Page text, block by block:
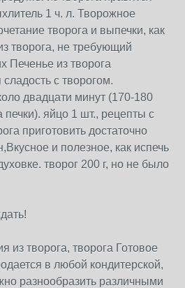
1 ч. л. Творожное
творога и выпечки, как
творога, не требующий
Печенье из творога
с творогом.
двадцати минут (170-180
печки). яйцо 1 шт., рецепты с
приготовить достаточно
и полезное, как испечь
творог 200 г, но не было
из творога, творога Готовое
в любой кондитерской,
разнообразить различными